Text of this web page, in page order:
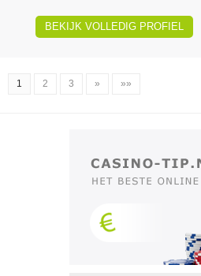
BEKIJK VOLLEDIG PROFIEL
1 2 3 » »»